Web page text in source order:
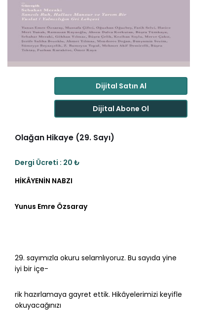
Dijital Satın Al
Dijital Abone Ol
Olağan Hikaye (29. Sayı)
Dergi Ücreti : 20 ₺
HİKÂYENİN NABZI
Yunus Emre Özsaray
29. sayımızla okuru selamlıyoruz. Bu sayıda yine
iyi bir içe-
rik hazırlamaya gayret ettik. Hikâyelerimizi keyifle
okuyacağınızı